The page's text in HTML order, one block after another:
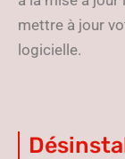
mettre à jour
logicielle.